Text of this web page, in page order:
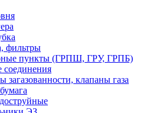
фильтры
пункты (ГРПШ, ГРУ, ГРПБ)
загазованности, клапаны газа